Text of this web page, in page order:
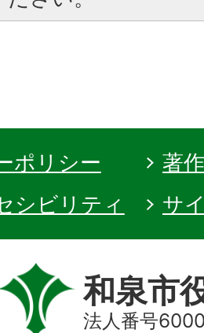
ポリシー
著
シビリティ
サ
和泉市
法人番号